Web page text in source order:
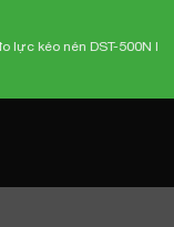
nén DST-500N Imada -